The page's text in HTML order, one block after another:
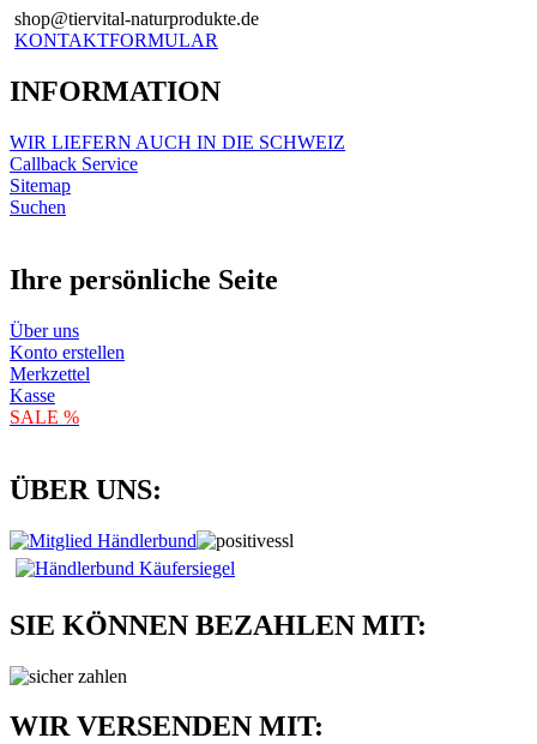
shop@tiervital-naturprodukte.de
KONTAKTFORMULAR
INFORMATION
WIR LIEFERN AUCH IN DIE SCHWEIZ
Callback Service
Sitemap
Suchen
Ihre persönliche Seite
Über uns
Konto erstellen
Merkzettel
Kasse
SALE %
ÜBER UNS:
SIE KÖNNEN BEZAHLEN MIT:
WIR VERSENDEN MIT: